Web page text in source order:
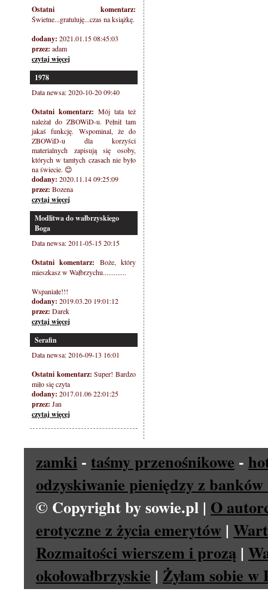
Ostatni komentarz:
Świetne...gratuluję...czas na książkę.
dodany: 2021.01.15 08:45:03
przez: adam
czytaj więcej
1978
Data newsa: 2020-10-20 09:40
Ostatni komentarz: Mój tata też
należał do ZBOWiD-u. Pełnił tam
jakaś funkcję. Wspominal, że do
ZBOWiD-u dla korzyści
materialnych zapisują się osoby,
których w tamtych czasach nie było
na świecie. 😊
dodany: 2020.11.14 09:25:09
przez: Bozena
czytaj więcej
Modlitwa do wałbrzyskiego
Boga
Data newsa: 2011-05-15 20:15
Ostatni komentarz: Boże, który
mieszkasz w Wałbrzychu.............
Wspaniałe!!!
dodany: 2019.03.20 19:01:12
przez: Darek
czytaj więcej
Serafin
Data newsa: 2016-09-13 16:01
Ostatni komentarz: Super! Bardzo
miło się czyta
dodany: 2017.01.06 22:01:25
przez: Jan
czytaj więcej
zamki - taśmy przenośnikowe -
odzyskiwanie pieniędzy z banków
© Copyright by sowie.pl | O
erotyczne z życia emerytów |
Rozmaitości wierszem i prozą |
okołowałbrzyskie | Żyłam sobie